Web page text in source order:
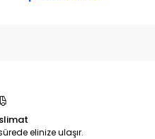
elinize ulaşır.